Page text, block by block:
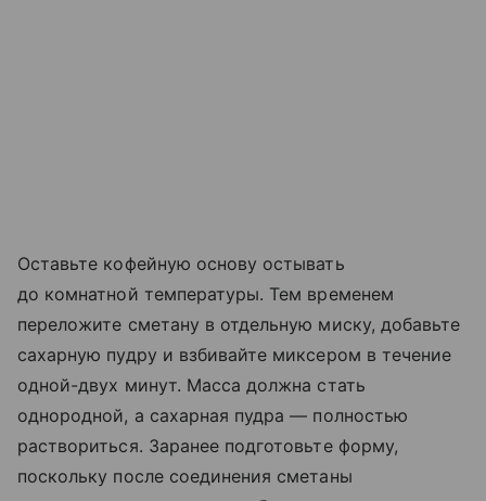
Оставьте кофейную основу остывать
до комнатной температуры. Тем временем
переложите сметану в отдельную миску, добавьте
сахарную пудру и взбивайте миксером в течение
одной-двух минут. Масса должна стать
однородной, а сахарная пудра — полностью
раствориться. Заранее подготовьте форму,
поскольку после соединения сметаны